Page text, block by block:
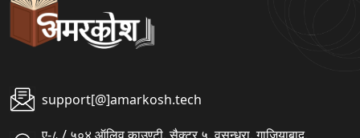
support[@]amarkosh.tech